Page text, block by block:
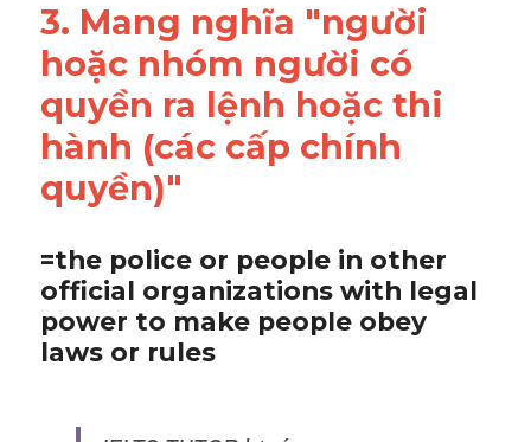
3. Mang nghĩa "người
hoặc nhóm người có
quyền ra lệnh hoặc thi
hành (các cấp chính
quyền)"
=the police or people in other
official organizations with legal
power to make people obey
laws or rules